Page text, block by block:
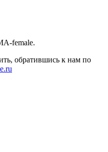
female.
обратившись к нам по